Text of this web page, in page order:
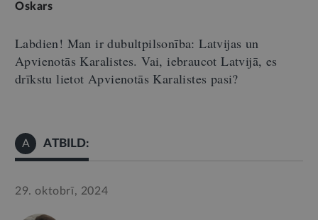
Oskars
Labdien! Man ir dubultpilsonība: Latvijas un
Apvienotās Karalistes. Vai, iebraucot Latvijā, es
drīkstu lietot Apvienotās Karalistes pasi?
A ATBILD:
29. oktobrī, 2024